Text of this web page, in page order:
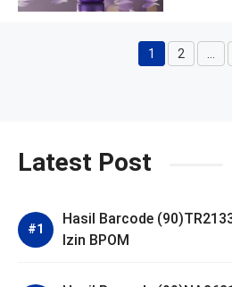
Halaman
1 Halaman
2
Latest Post
Hasil Barcode
Izin BPOM